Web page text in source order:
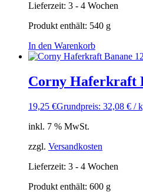
Lieferzeit: 3 - 4 Wochen
Produkt enthält: 540 g
In den Warenkorb
Corny Haferkraft
19,25 €Grundpreis: 32,08 € /
inkl. 7 % MwSt.
zzgl. Versandkosten
Lieferzeit: 3 - 4 Wochen
Produkt enthält: 600 g